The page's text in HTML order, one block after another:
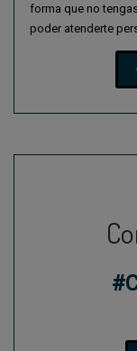
forma que no
poder atenderte